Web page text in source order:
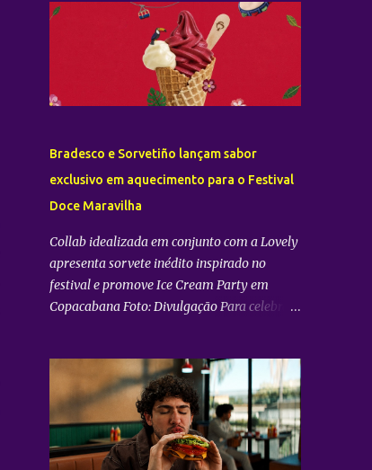
Bradesco e Sorvetiño lançam sabor
exclusivo em aquecimento para o Festival
Doce Maravilha
Collab idealizada em conjunto com a Lovely
apresenta sorvete inédito inspirado no
festival e promove Ice Cream Party em
Copacabana Foto: Divulgação Para celebrar
Sorvetiño para criar o Encontro Doce , sabor
exclusivo inspirado na mistura de ritmos,
encontros e histórias que marcam o festival.
A receita valoriza a riqueza dos sabores
brasileiros ao combinar açaí, acerola,